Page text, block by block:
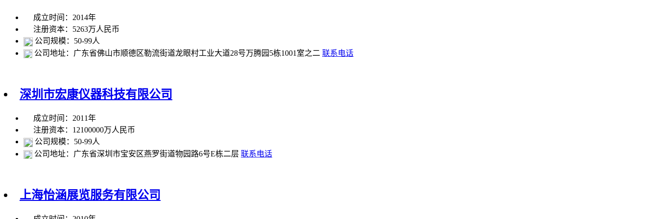
成立时间：2014年
注册资本：5263万人民币
公司规模：50-99人
公司地址：广东省佛山市顺德区勒流街道龙眼村工业大道28号万腾园5栋1001室之二 联系电话
深圳市宏康仪器科技有限公司
成立时间：2011年
注册资本：12100000万人民币
公司规模：50-99人
公司地址：广东省深圳市宝安区燕罗街道物园路6号E栋二层 联系电话
上海怡涵展览服务有限公司